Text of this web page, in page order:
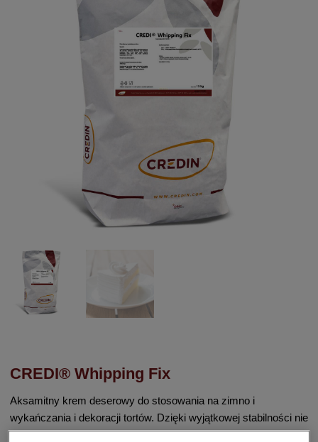
CREDI® Whipping Fix
Aksamitny krem deserowy do stosowania na zimno i
wykańczania i dekoracji tortów. Dzięki wyjątkowej stabilności nie
pęka, nawet przy długotrwałej obróbce.